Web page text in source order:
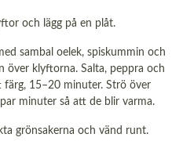
och lägg på en plåt.
sambal oelek, spiskummin och
över klyftorna. Salta, peppra och
15–20 minuter. Strö över
minuter så att de blir varma.
grönsakerna och vänd runt.